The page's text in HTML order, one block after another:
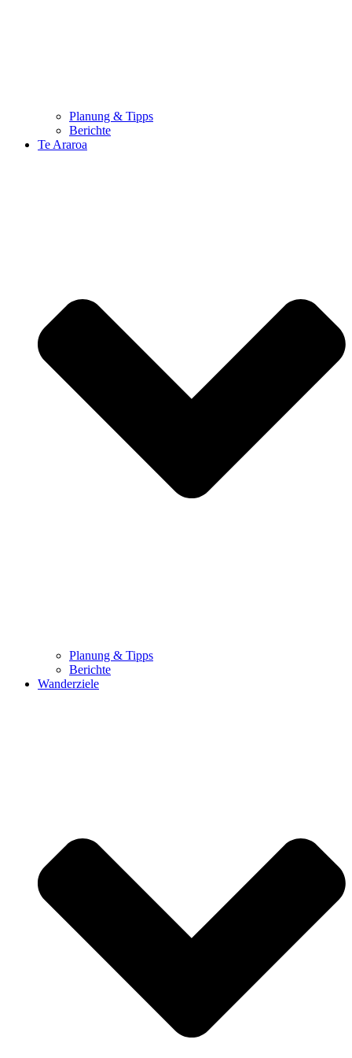
Planung & Tipps
Berichte
Te Araroa
Planung & Tipps
Berichte
Wanderziele